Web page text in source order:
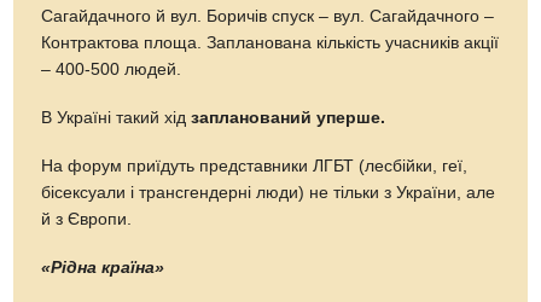
Сагайдачного й вул. Боричів спуск – вул. Сагайдачного –
Контрактова площа. Запланована кількість учасників акції
– 400-500 людей.
В Україні такий хідзапланований уперше.
На форум приїдуть представники ЛГБТ (лесбійки, геї,
бісексуали і трансгендерні люди) не тільки з України, але
й з Європи.
«Рідна країна»